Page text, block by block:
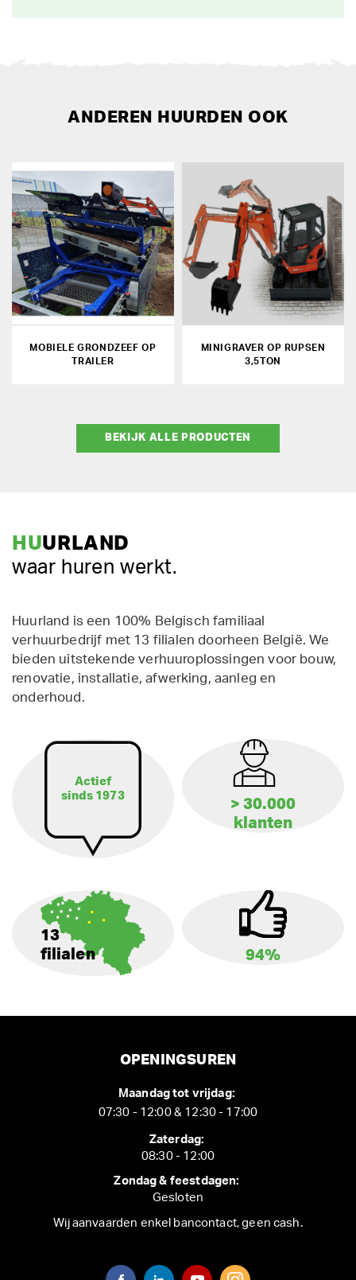
ANDEREN HUURDEN OOK
MOBIELE GRONDZEEF OP
TRAILER
MINIGRAVER OP RUPSEN
3,5TON
BEKIJK ALLE PRODUCTEN
HUURLAND
waar huren werkt.
Huurland is een 100% Belgisch familiaal
verhuurbedrijf met 13 filialen doorheen België. We
bieden uitstekende verhuuroplossingen voor bouw,
renovatie, installatie, afwerking, aanleg en
onderhoud.
Actief
sinds 1973
> 30.000
klanten
13
filialen
94%
OPENINGSUREN
Maandag tot vrijdag:
07:30 - 12:00 & 12:30 - 17:00
Zaterdag:
08:30 - 12:00
Zondag & feestdagen:
Gesloten
Wij aanvaarden enkel bancontact, geen cash.